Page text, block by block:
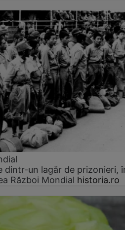
dintr-un lagăr de prizonieri,
Război Mondial historia.ro